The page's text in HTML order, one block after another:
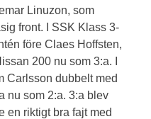
Linuzon, som
front. I SSK Klass 3-
före Claes Hoffsten,
200 nu som 3:a. I
Carlsson dubbelt med
nu som 2:a. 3:a blev
en riktigt bra fajt med